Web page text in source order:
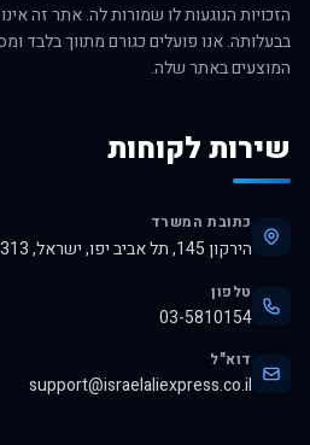
בבעלותה. אנו פועלים כגורם מתווך בלבד
המוצעים באתר שלה.
שירות לקוחות
כתובת המשרד
הירקון 145, תל אביב יפו, ישראל, 6345313
טלפון
03-5810154
דוא"ל
support@israelaliexpress.co.il